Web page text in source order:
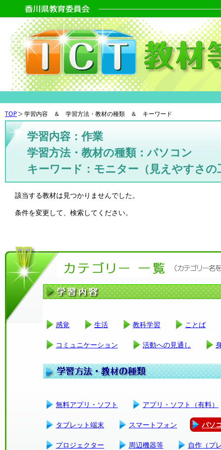
TOP 学習内容 ＆ 学習方法・教材の種類 ＆ キーワード
学習内容：作業
学習方法・教材の種類：パソコン
キーワード：モニター（見えやすさの
該当する教材は見つかりませんでした。
条件を変更して、検索してください。
感覚 生活 教科学習 ことば
コミュニケーション 活動への見通し
無料アプリ・ソフト アプリ・ソフト（有料）
タブレット端末 スマートフォン パソ
プロジェクター 周辺機器等 自作（プ